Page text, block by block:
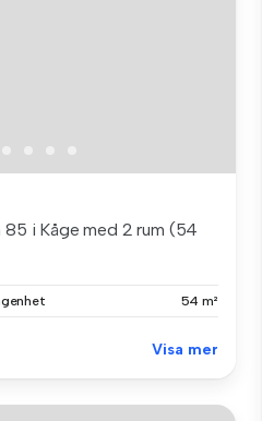
i Kåge med 2 rum (54
54 m²
Visa mer